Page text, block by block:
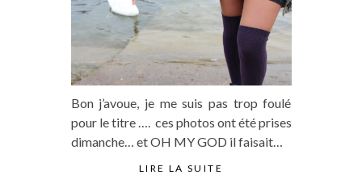
Bon j’avoue, je me suis pas trop foulé
pour le titre …. ces photos ont été prises
dimanche… et OH MY GOD il faisait…
LIRE LA SUITE